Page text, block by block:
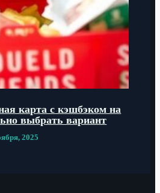
карта с кэшбэком на
выбрать вариант
2025